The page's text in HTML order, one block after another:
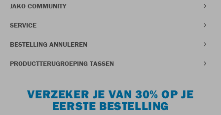
JAKO COMMUNITY
SERVICE
BESTELLING ANNULEREN
PRODUCTTERUGROEPING TASSEN
VERZEKER JE VAN 30% OP JE
EERSTE BESTELLING